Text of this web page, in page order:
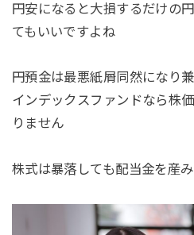
円安になると大損するだけの
てもいいですよね
円預金は最悪紙屑同然になり
インデックスファンドなら株
りません
株式は暴落しても配当金を産